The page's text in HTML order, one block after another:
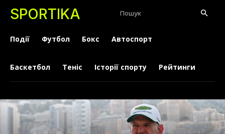
SPORTIKA Пошук
Події Футбол Бокс Автоспорт
Баскетбол Теніс Історії спорту Рейтинги